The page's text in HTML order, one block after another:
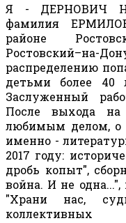
Я - ДЕРНОВИЧ
фамилия
районе
распределению
детьми более 40
Заслуженный
После выхода на
любимым делом, о
именно -
2017 году:
дробь копыт",
война. И не
"Храни нас,
коллективных